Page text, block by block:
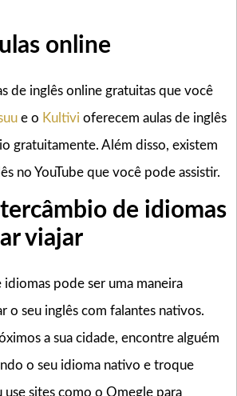
online
de inglês online gratuitas que você
e o Kultivi oferecem aulas de inglês
gratuitamente. Além disso, existem
no YouTube que você pode assistir.
de idiomas
viajar
pode ser uma maneira
o seu inglês com falantes nativos.
a sua cidade, encontre alguém
o seu idioma nativo e troque
sites como o Omegle para